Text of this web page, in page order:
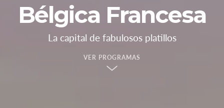
Bélgica Francesa
La capital de fabulosos platillos
VER PROGRAMAS